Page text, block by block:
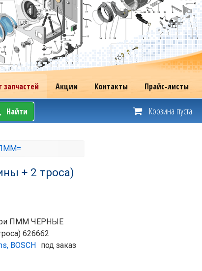
запчастей Акции Контакты Прайс-листы
Найти Корзина пуста
+ 2 троса)
ПММ ЧЕРНЫЕ
626662
BOSCH под заказ